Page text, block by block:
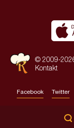
© 2009-
Kontakt
Facebook Twitter